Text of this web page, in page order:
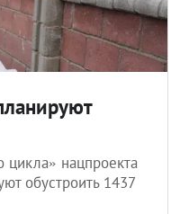
цикла» нацпроекта
обустроить 1437